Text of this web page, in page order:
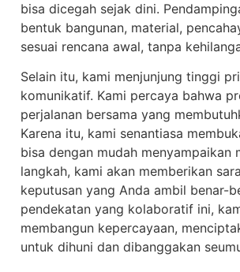
bisa dicegah sejak dini.
bentuk bangunan, material,
sesuai rencana awal, tanpa
Selain itu, kami menjunjung tinggi
komunikatif. Kami percaya bahwa
perjalanan bersama yang
Karena itu, kami senantiasa
bisa dengan mudah menyampaikan
langkah, kami akan memberikan
keputusan yang Anda ambil benar-
pendekatan yang kolaboratif ini,
membangun kepercayaan,
untuk dihuni dan dibanggakan